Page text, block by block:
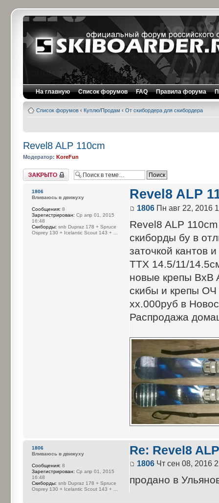
На главную Список форумов FAQ Правила форума
Список форумов ‹ Куплю/Продам ‹ От скибордера для скибордера
Revel8 ALP 110cm
Модератор: KoreFun
Закрыто
Revel8 ALP
1806Пн авг 22, 2016
Revel8 ALP 110cm
скиборды бу в
заточкой кантов
ТТХ 14.5/11/
новые крепы BxB
скибы и крепы ОЧ
xx.000руб в
Распродажа
1806
Вливаюсь в движуху
Сообщения: 8
Зарегистрирован: Ср апр 01, 2015
16:48
Cкиборды: snb Dupraz 178 + Spruce
Osprey 130 + Icelantic Scout 143 + ...
Re: Revel8
1806Чт сен 08, 2016
продано в
1806
Вливаюсь в движуху
Сообщения: 8
Зарегистрирован: Ср апр 01, 2015
16:48
Cкиборды: snb Dupraz 178 + Spruce
Osprey 130 + Icelantic Scout 143 + ...